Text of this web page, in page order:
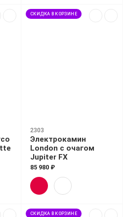
СКИДКА В КОРЗИНЕ
2303
Электрокамин
London с очагом
Jupiter FX
85 980 ₽
СКИДКА В КОРЗИНЕ